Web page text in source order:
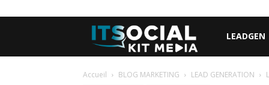
LEADGEN
Accueil BLOG MARKETING LEAD GENERATION